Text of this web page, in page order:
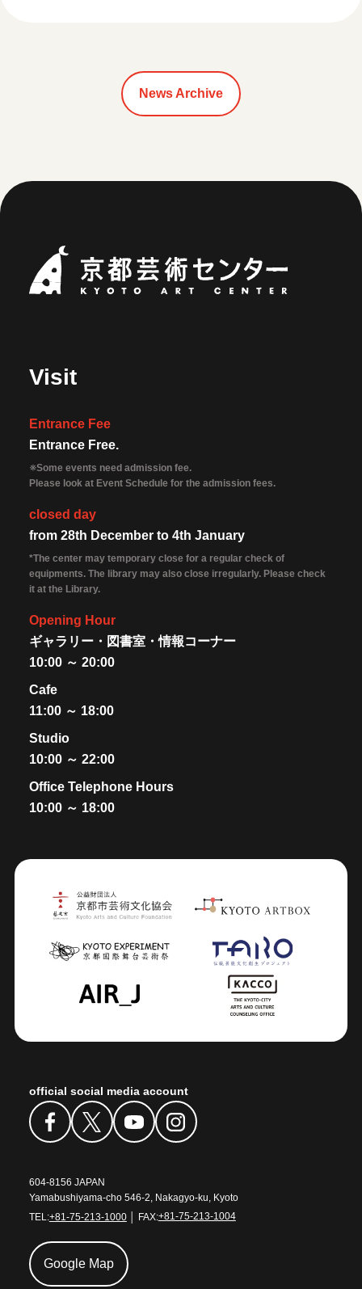
News Archive
Visit
Entrance Fee
Entrance Free.
※Some events need admission fee.
Please look at Event Schedule for the admission fees.
closed day
from 28th December to 4th January
*The center may temporary close for a regular check of
equipments. The library may also close irregularly. Please check
it at the Library.
Opening Hour
ギャラリー・図書室・情報コーナー
10:00 ～ 20:00
Cafe
11:00 ～ 18:00
Studio
10:00 ～ 22:00
Office Telephone Hours
10:00 ～ 18:00
official social media account
604-8156 JAPAN
Yamabushiyama-cho 546-2, Nakagyo-ku, Kyoto
TEL:+81-75-213-1000│ FAX:+81-75-213-1004
Google Map